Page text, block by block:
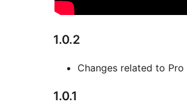
1.0.2
Changes related to Pro
1.0.1